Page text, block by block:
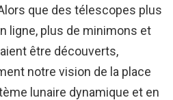
que des télescopes plus
ligne, plus de minimons et
être découverts,
notre vision de la place
lunaire dynamique et en